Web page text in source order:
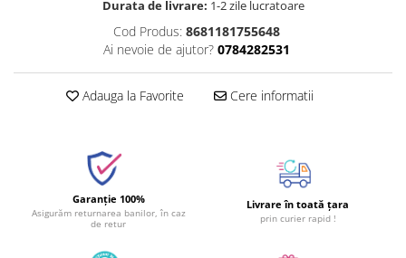
Durata de livrare: 1-2 zile lucratoare
Cod Produs: 8681181755648
Ai nevoie de ajutor? 0784282531
Adauga la Favorite Cere informatii
Garanție 100%
Asigurăm returnarea banilor, în caz
de retur
Livrare în toată țara
prin curier rapid !